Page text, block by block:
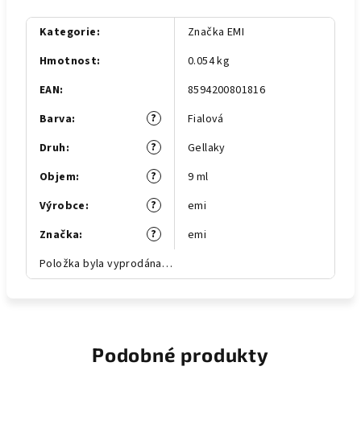
Kategorie:
Značka EMI
Hmotnost:
0.054 kg
EAN:
8594200801816
?
Barva:
Fialová
?
Druh:
Gellaky
?
Objem:
9 ml
?
Výrobce:
emi
?
Značka:
emi
Položka byla vyprodána…
Podobné produkty